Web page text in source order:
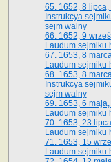
65. 1652, 8 lipca,
Instrukcya
sejm walny
66. 1652, 9
Laudum sejmiku
67. 1653, 8
Laudum sejmiku
68. 1653, 8
Instrukcya
sejm walny
69. 1653, 6
Laudum sejmiku
70. 1653, 23
Laudum sejmiku
71. 1653, 15
Laudum sejmiku